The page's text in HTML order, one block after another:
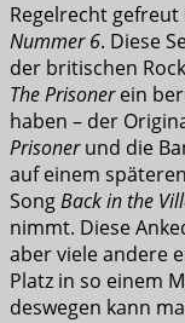
Regelrecht
Nummer 6. Diese
der britischen
The Prisonerein
haben – der
Prisonerund die
auf einem
SongBack in the
nimmt. Diese
aber viele andere
Platz in so einem
deswegen kann